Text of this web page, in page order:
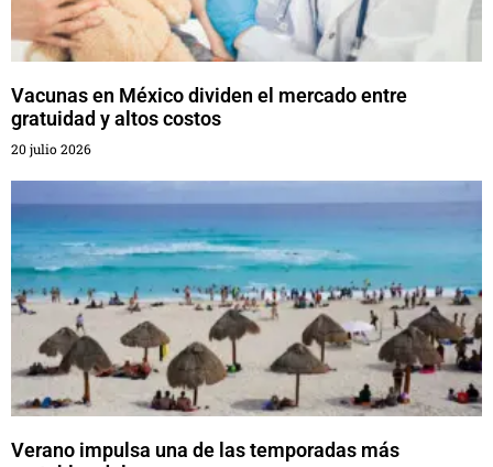
Vacunas en México dividen el mercado entre
gratuidad y altos costos
20 julio 2026
Verano impulsa una de las temporadas más